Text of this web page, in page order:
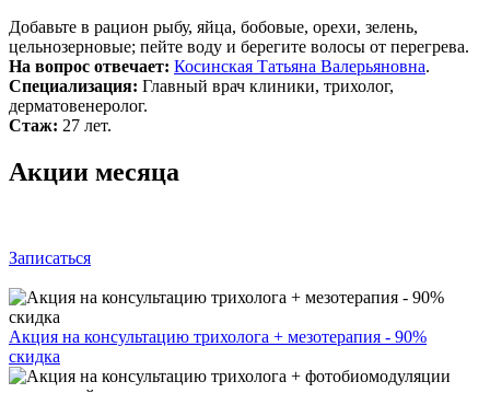
Добавьте в рацион рыбу, яйца, бобовые, орехи, зелень,
цельнозерновые; пейте воду и берегите волосы от перегрева.
На вопрос отвечает: Косинская Татьяна Валерьяновна.
Специализация: Главный врач клиники, трихолог,
дерматовенеролог.
Стаж: 27 лет.
Акции месяца
Записаться
Акция на консультацию трихолога + мезотерапия - 90%
скидка